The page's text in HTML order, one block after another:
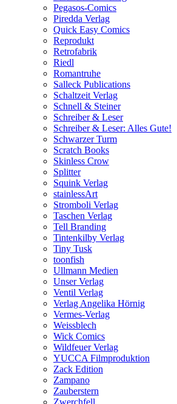
Pegasos-Comics
Piredda Verlag
Quick Easy Comics
Reprodukt
Retrofabrik
Riedl
Romantruhe
Salleck Publications
Schaltzeit Verlag
Schnell & Steiner
Schreiber & Leser
Schreiber & Leser: Alles Gute!
Schwarzer Turm
Scratch Books
Skinless Crow
Splitter
Squink Verlag
stainlessArt
Stromboli Verlag
Taschen Verlag
Tell Branding
Tintenkilby Verlag
Tiny Tusk
toonfish
Ullmann Medien
Unser Verlag
Ventil Verlag
Verlag Angelika Hörnig
Vermes-Verlag
Weissblech
Wick Comics
Wildfeuer Verlag
YUCCA Filmproduktion
Zack Edition
Zampano
Zauberstern
Zwerchfell